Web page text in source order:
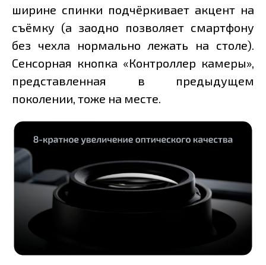
ширине спинки подчёркивает акцент на
съёмку (а заодно позволяет смартфону
без чехла нормально лежать на столе).
Сенсорная кнопка «Контроллер камеры»,
представленная в предыдущем
поколении, тоже на месте.